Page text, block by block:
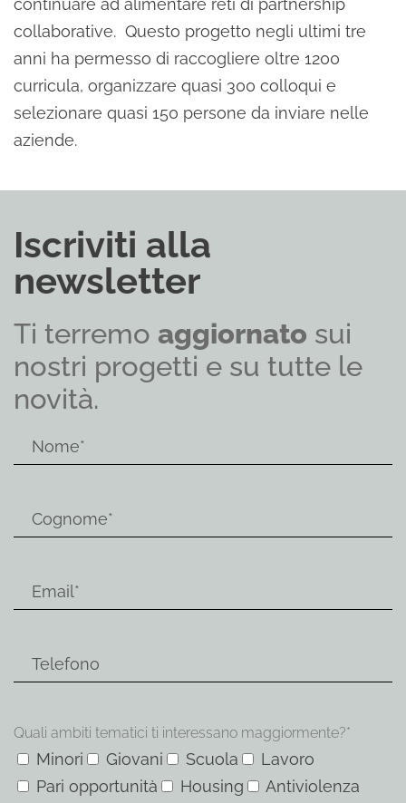
continuare ad alimentare reti di partnership
collaborative. Questo progetto negli ultimi tre
anni ha permesso di raccogliere oltre 1200
curricula, organizzare quasi 300 colloqui e
selezionare quasi 150 persone da inviare nelle
aziende.
Iscriviti alla
newsletter
Ti terremo aggiornato sui
nostri progetti e su tutte le
novità.
Quali ambiti tematici ti interessano maggiormente?*
Minori Giovani Scuola
Lavoro
Pari opportunità
Housing
Antiviolenza